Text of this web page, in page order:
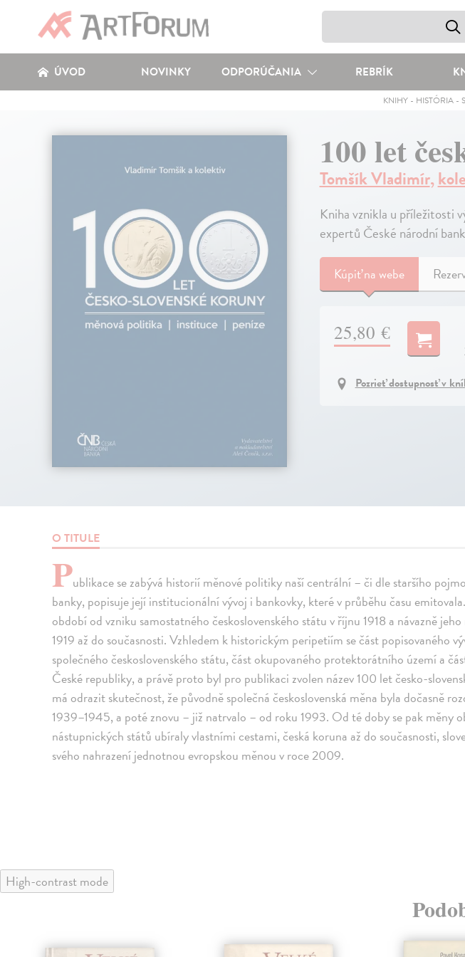
ÚVOD NOVINKY ODPORÚČANIA REBRÍK
KNIHY- HISTÓRIA-
100 let
Tomšík Vladimír,
Kniha vznikla u příležitosti
expertů České národní
Kúpiťna webe
25,80 €
Pozrieť dostupnosť v
O TITULE
Publikace se zabývá historií měnové politiky naší centrální – či dle staršího
banky, popisuje její institucionální vývoj i bankovky, které v průběhu času
období od vzniku samostatného československého státu v říjnu 1918 a návazně
1919 až do současnosti. Vzhledem k historickým peripetiím se část popisovaného
společného československého státu, část okupovaného protektorátního území a
České republiky, a právě proto byl pro publikaci zvolen název 100 let česko-
má odrazit skutečnost, že původně společná československá měna byla dočasně
1939–1945, a poté znovu – již natrvalo – od roku 1993. Od té doby se pak měny
nástupnických států ubíraly vlastními cestami, česká koruna až do současnosti,
svého nahrazení jednotnou evropskou měnou v roce 2009.
High-contrast mode